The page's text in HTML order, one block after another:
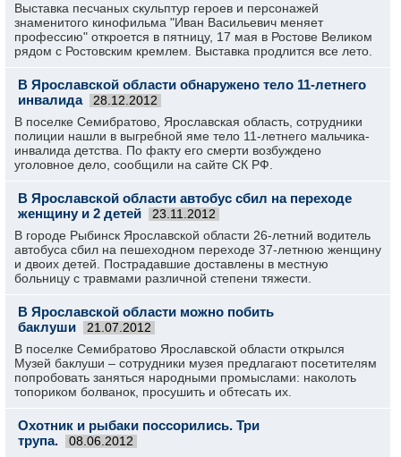
Выставка песчаных скульптур героев и персонажей
знаменитого кинофильма "Иван Васильевич меняет
профессию" откроется в пятницу, 17 мая в Ростове Великом
рядом с Ростовским кремлем. Выставка продлится все лето.
В Ярославской области обнаружено тело 11-летнего
инвалида
28.12.2012
В поселке Семибратово, Ярославская область, сотрудники
полиции нашли в выгребной яме тело 11-летнего мальчика-
инвалида детства. По факту его смерти возбуждено
уголовное дело, сообщили на сайте СК РФ.
В Ярославской области автобус сбил на переходе
женщину и 2 детей
23.11.2012
В городе Рыбинск Ярославской области 26-летний водитель
автобуса сбил на пешеходном переходе 37-летнюю женщину
и двоих детей. Пострадавшие доставлены в местную
больницу с травмами различной степени тяжести.
В Ярославской области можно побить
баклуши
21.07.2012
В поселке Семибратово Ярославской области открылся
Музей баклуши – сотрудники музея предлагают посетителям
попробовать заняться народными промыслами: наколоть
топориком болванок, просушить и обтесать их.
Охотник и рыбаки поссорились. Три
трупа.
08.06.2012